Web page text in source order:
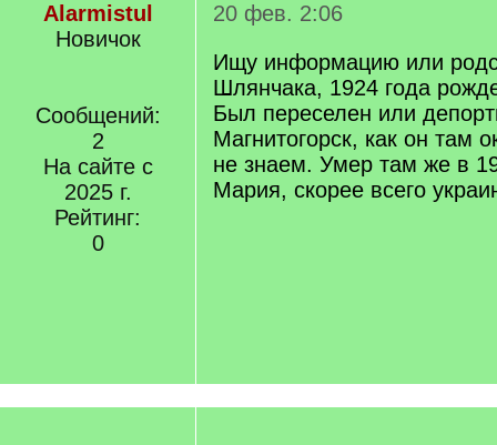
Alarmistul
Новичок
Сообщений:
2
На сайте с
2025 г.
Рейтинг:
0
20 фев. 2:06
Ищу информацию или
Шлянчака, 1924 года
Был переселен или
Магнитогорск, как он там
не знаем. Умер там же в
Мария, скорее всего